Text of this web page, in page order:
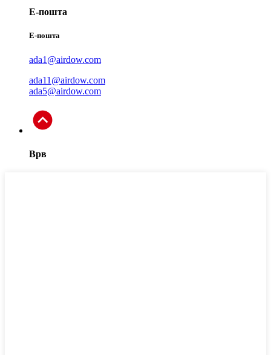
Е-пошта
Е-пошта
ada1@airdow.com
ada11@airdow.com
ada5@airdow.com
Врв